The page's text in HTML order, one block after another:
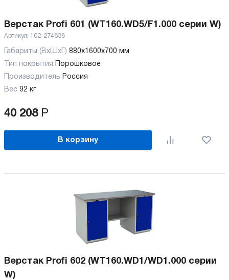
Верстак Profi 601 (WT160.WD5/F1.000 серии W)
Артикул: 102-274838
Габариты (ВхШхГ) 880x1600x700 мм
Тип покрытия
Порошковое
Производитель Россия
Вес 92 кг
40 208 Р
В корзину
Верстак Profi 602 (WT160.WD1/WD1.000 серии
W)